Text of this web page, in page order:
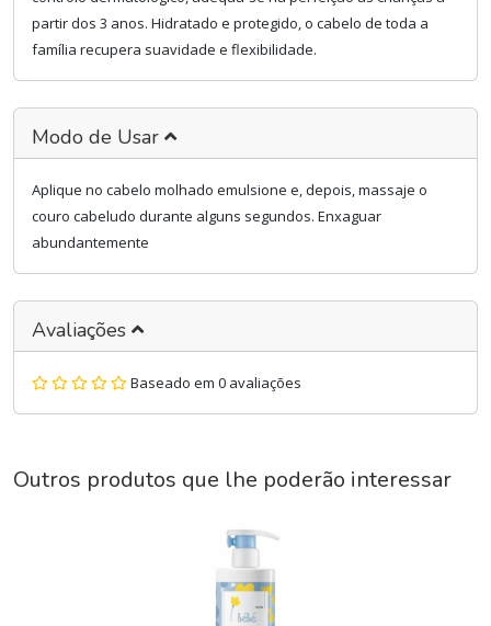
partir dos 3 anos. Hidratado e protegido, o cabelo de toda a
família recupera suavidade e flexibilidade.
Modo de Usar
Aplique no cabelo molhado emulsione e, depois, massaje o
couro cabeludo durante alguns segundos. Enxaguar
abundantemente
Avaliações
Baseado em 0 avaliações
Outros produtos que lhe poderão interessar